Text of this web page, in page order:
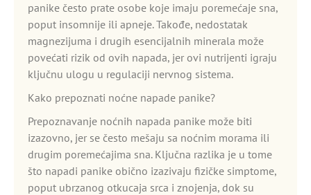
panike često prate osobe koje imaju poremećaje sna,
poput insomnije ili apneje. Takođe, nedostatak
magnezijuma i drugih esencijalnih minerala može
povećati rizik od ovih napada, jer ovi nutrijenti igraju
ključnu ulogu u regulaciji nervnog sistema.
Kako prepoznati noćne napade panike?
Prepoznavanje noćnih napada panike može biti
izazovno, jer se često mešaju sa noćnim morama ili
drugim poremećajima sna. Ključna razlika je u tome
što napadi panike obično izazivaju fizičke simptome,
poput ubrzanog otkucaja srca i znojenja, dok su